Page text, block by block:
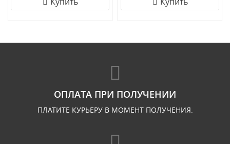
ОПЛАТА ПРИ ПОЛУЧЕНИИ
ПЛАТИТЕ КУРЬЕРУ В МОМЕНТ ПОЛУЧЕНИЯ.